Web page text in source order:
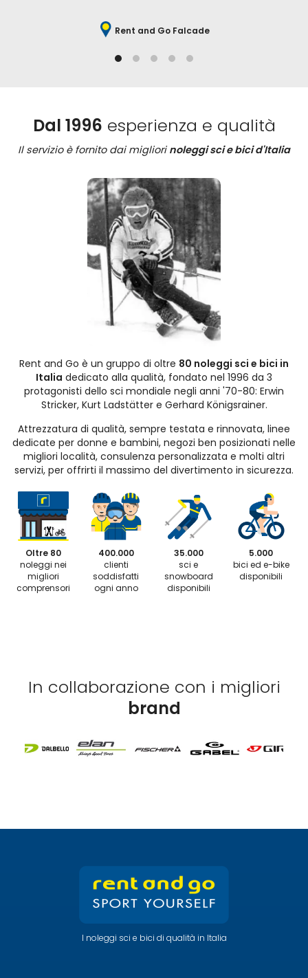
Rent and Go Falcade
Dal 1996 esperienza e qualità
Il servizio è fornito dai migliori noleggi sci e bici d'Italia
Rent and Go è un gruppo di oltre 80 noleggi sci e bici in
Italia dedicato alla qualità, fondato nel 1996 da 3
protagonisti dello sci mondiale negli anni '70-80: Erwin
Stricker, Kurt Ladstätter e Gerhard Königsrainer.
Attrezzatura di qualità, sempre testata e rinnovata, linee
dedicate per donne e bambini, negozi ben posizionati nelle
migliori località, consulenza personalizzata e molti altri
servizi, per offrirti il massimo del divertimento in sicurezza.
Oltre 80
noleggi nei
migliori
comprensori
400.000
clienti
soddisfatti
ogni anno
35.000
sci e
snowboard
disponibili
5.000
bici ed e-bike
disponibili
In collaborazione con i migliori
brand
I noleggi sci e bici di qualità in Italia